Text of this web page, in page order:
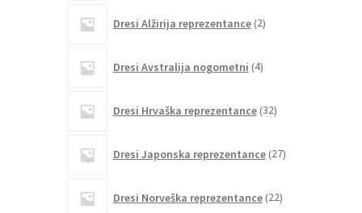
Dresi Alžirija reprezentance 2izdelka
Dresi Avstralija nogometni 4izdelki
Dresi Hrvaška reprezentance 32izdelkov
Dresi Japonska reprezentance 27izdelkov
Dresi Norveška reprezentance 22izdelkov